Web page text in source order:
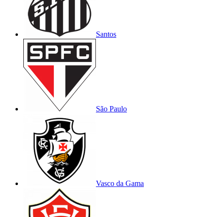
Santos
São Paulo
Vasco da Gama